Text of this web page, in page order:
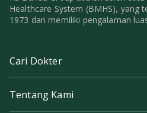
Healthcare System (BMHS), yang
1973 dan memiliki pengalaman
Cari Dokter
Tentang Kami